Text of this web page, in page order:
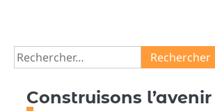
Rechercher :
Construisons l’avenir